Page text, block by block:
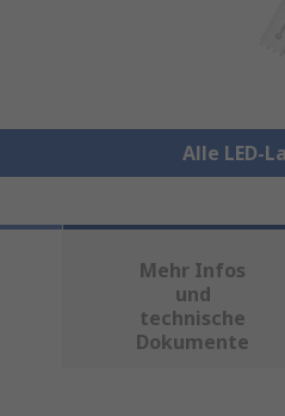
Alle LED-
Mehr Infos
und
technische
Dokumente